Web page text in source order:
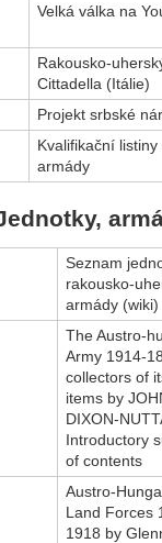
Velká válka na
Rakousko-
Cittadella (Itálie)
Projekt srbské
Kvalifikační
armády
Seznam
rakousko-
armády (wiki)
The Austro-
Army 1914-
collectors of
items by
DIXON-
Introductory
of contents
Austro-
Land Forces
1918 by